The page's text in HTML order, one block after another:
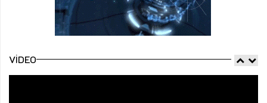
VIDEO